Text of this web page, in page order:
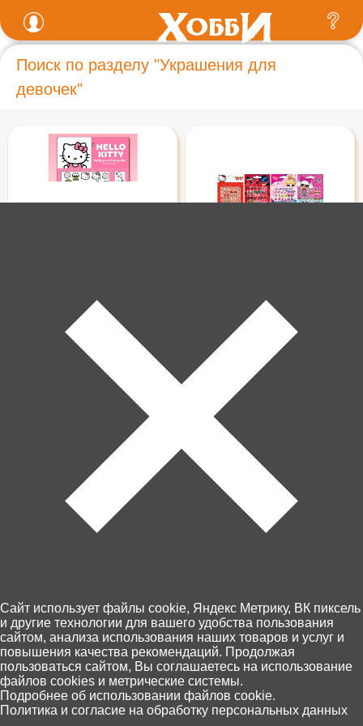
Поиск по разделу "Украшения для
девочек"
Хэллоу Китти. Набор для
творчества. Алмазная
мозаика с татуировками
ХК2010673
В корзину
Сережки Наклейки 1205845
творчества "Создай свой
браслет" ХК2010588
В корзину
"Браслеты своими руками.
Бижу" (цветные) 05291
В корзину
Главная Каталог Корзина
0
Избранное Поиск
Cайт использует файлы cookie, Яндекс Метрику, ВК пиксель
и другие технологии для вашего удобства пользования
сайтом, анализа использования наших товаров и услуг и
повышения качества рекомендаций. Продолжая
пользоваться сайтом, Вы соглашаетесь на использование
файлов cookies и метрические системы.
Подробнее об использовании файлов cookie.
Политика и согласие на обработку персональных данных